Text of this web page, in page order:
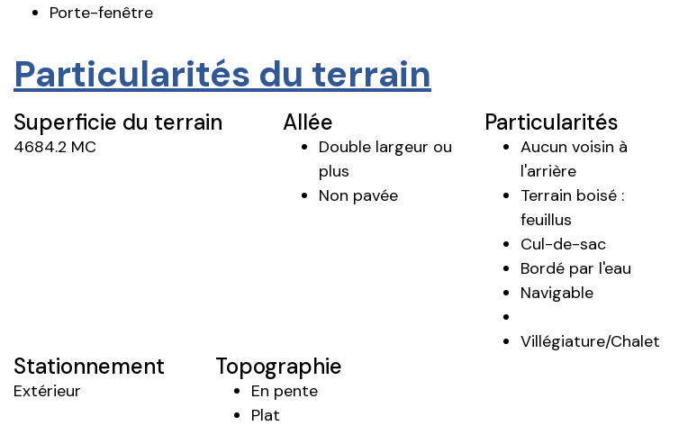
Porte-fenêtre
Particularités du terrain
Superficie du terrain
4684.2 MC
Allée
Double largeur ou
plus
Non pavée
Particularités
Aucun voisin à
l'arrière
Terrain boisé :
feuillus
Cul-de-sac
Bordé par l'eau
Navigable
Villégiature/Chalet
Stationnement
Extérieur
Topographie
En pente
Plat